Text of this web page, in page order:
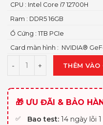
CPU : Intel Core i7 12700H
Ram : DDR5 16GB
Ổ Cứng : 1TB PCIe
Card màn hình : NVIDIA®
THÊM VÀO
🎁 ƯU ĐÃI & BẢO
Bao test: 14 ngày lỗi 1